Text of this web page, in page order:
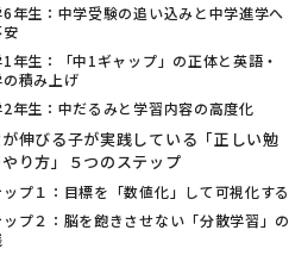
6年生：中学受験の追い込みと中学進学へ
安
年生：「中1ギャップ」の正体と英語・
の積み上げ
2年生：中だるみと学習内容の高度化
伸びる子が実践している「正しい勉
り方」５つのステップ
ップ１：目標を「数値化」して可視化する
ップ２：脳を飽きさせない「分散学習」の